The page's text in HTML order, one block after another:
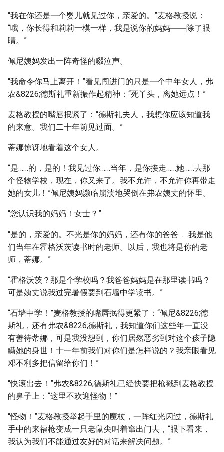
“我在你还是一个婴儿就见过你，亲爱的。”麦格教授说：
“哦，你长得和莉莉一模一样，我是说你的妈妈――除了眼
睛。”
佩尼姨妈发出一阵奇怪的啜泣声。
“我命令你马上离开！”看见闯进门的只是一个中年女人，弗
农&8226;德斯礼重新振作起精神：“死丫头，离她远点！”
麦格教授的嘴唇抿紧了：“德斯礼夫人，我想你应该知道我
的来意。我们二十年前见过面。”
蒂娜惊讶地看着这个女人。
“是……的，是的！我见过你……当年，是你接走……她……去那
个怪物学校，现在，你又来了。我不允许，不允许你再带走
她的女儿！”佩尼姨妈濒临崩溃地哭倒在弗农姨丈的怀里。
“您认识我的妈妈！女士？”
“是的，亲爱的。不光是你的妈妈，还有你的爸爸……我是他
们当年在霍格沃茨读书时的老师。以后，我也将是你的老
师，蒂娜。”
“霍格沃茨？那是个学校吗？我爸爸妈妈是在那里读书吗？
可是姨丈说我过完暑假要到石墙中学读书。”
“石墙中学！”麦格教授的嘴唇抿得更紧了：“佩尼&8226;德
斯礼，还有弗农&8226;德斯礼，我知道你们这些年一直没
有善待蒂娜，可是我没想到，你们居然恶劣到对这个孩子隐
瞒她的身世！十一年前我们对你们是怎样说的？我亲眼看见
邓不利多把信留给你们！”
“快滚出去！”弗农&8226;德斯礼已经快要把枪戳到麦格教授
的鼻子上：“这里不欢迎怪物！”
“怪物！”麦格教授举起手里的魔杖，一阵红光闪过，德斯礼
手中的来福枪变成一只老鼠尖叫着窜出门去，“眼下看来，
我认为我们不能通过友好的对话来解决问题。”